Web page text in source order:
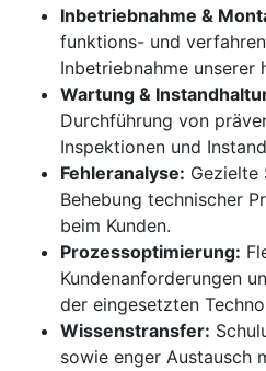
Inbetriebnahme &
funktions- und
Inbetriebnahme unserer
Wartung &
Durchführung von
Inspektionen und
Fehleranalyse: Gezielte
Behebung technischer
beim Kunden.
Prozessoptimierung:
Kundenanforderungen
der eingesetzten
Wissenstransfer:
sowie enger Austausch